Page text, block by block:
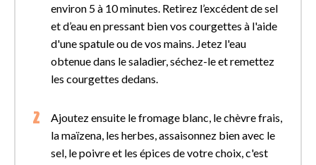
environ 5 à 10 minutes. Retirez l’excédent de sel
et d’eau en pressant bien vos courgettes à l'aide
d'une spatule ou de vos mains. Jetez l'eau
obtenue dans le saladier, séchez-le et remettez
les courgettes dedans.
Ajoutez ensuite le fromage blanc, le chèvre frais,
la maïzena, les herbes, assaisonnez bien avec le
sel, le poivre et les épices de votre choix, c'est